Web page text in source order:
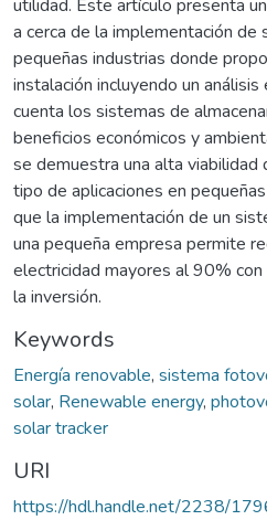
utilidad. Este artículo presenta
a cerca de la implementación
pequeñas industrias donde
instalación incluyendo un
cuenta los sistemas de
beneficios económicos y
se demuestra una alta
tipo de aplicaciones en
que la implementación de un
una pequeña empresa permite
electricidad mayores al 90%
la inversión.
Keywords
Energía renovable, sistema
solar, Renewable energy,
solar tracker
URI
https://hdl.handle.net/2238/